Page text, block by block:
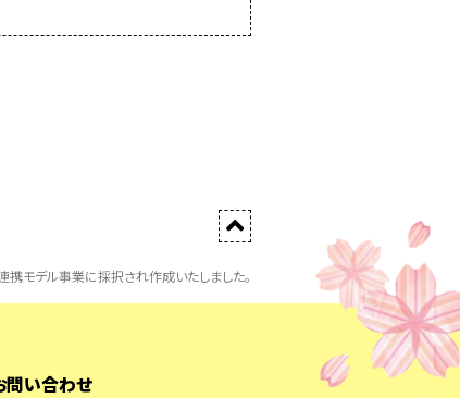
モデル事業に採択され作成いたしました。
問い合わせ